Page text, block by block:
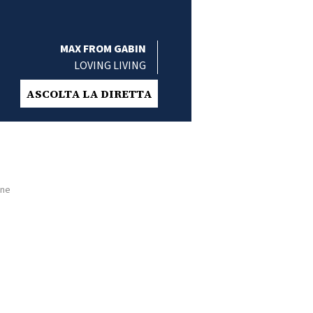
MAX FROM GABIN
LOVING LIVING
ASCOLTA LA DIRETTA